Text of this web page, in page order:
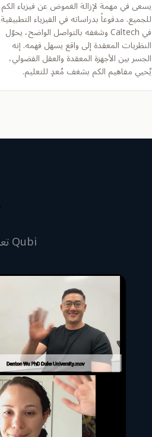
يسعى في مهمة لإزالة الغموض عن فيزياء الكم
للجميع. مدفوعاً بدراساته في الفيزياء التطبيقية
في Caltech وشغفه بالتواصل الواضح، يحوّل
النظريات المعقدة إلى واقع يسهل فهمه. إنه
الجسر بين الأجهزة المعقدة والعقل الفضولي،
يُحيي مفاهيم الكم بشغف مُعدٍ للتعليم.
Qubi تعاون مع باحثين ومعلمين ومختبرات يهتمون بتثقيف الجمهور حول الكم.